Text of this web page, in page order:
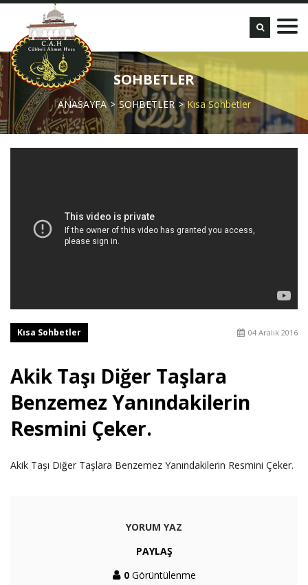
SOHBETLER
ANASAYFA SOHBETLER Kısa Sohbetler
Kısa Sohbetler 04 Aralık 2016
Akik Taşı Diğer Taşlara
Benzemez Yanındakilerin
Resmini Çeker.
Akik Taşı Diğer Taşlara Benzemez Yanındakilerin Resmini Çeker.
YORUM YAZ
PAYLAŞ
0Görüntülenme